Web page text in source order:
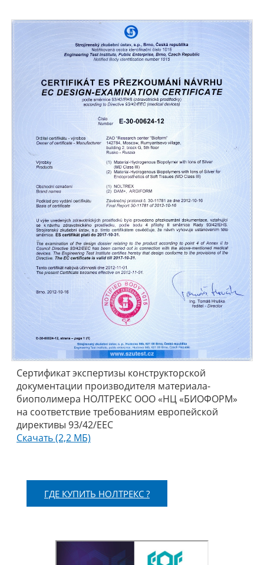
Сертификат экспертизы конструкторской
документации производителя материала-
биополимера НОЛТРЕКС ООО «НЦ «БИОФОРМ»
на соответствие требованиям европейской
директивы 93/42/EEC
Скачать (2,2 МБ)
ГДЕ КУПИТЬ НОЛТРЕКС ?